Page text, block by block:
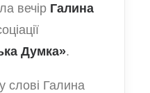
вечір Галина
Думка».
слові Галина